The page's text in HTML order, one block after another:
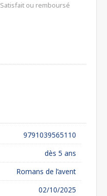
Satisfait ou remboursé
9791039565110
dès 5 ans
Romans de l’avent
02/10/2025